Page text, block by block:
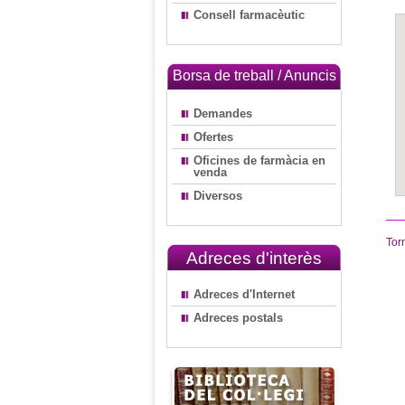
Consell farmacèutic
Borsa de treball / Anuncis
Demandes
Ofertes
Oficines de farmàcia en
venda
Diversos
Adreces d'interès
Adreces d'Internet
Adreces postals